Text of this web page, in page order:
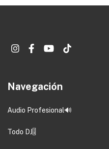
Navegación
Audio Profesional🔊
Todo DJ🎚️